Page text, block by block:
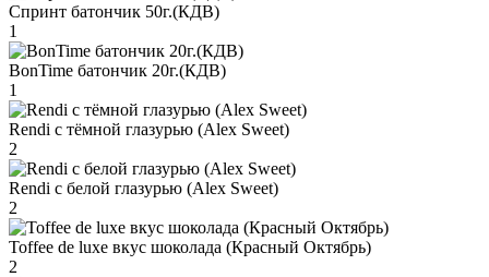
Спринт батончик 50г.(КДВ)
1
BonTime батончик 20г.(КДВ)
1
Rendi с тёмной глазурью (Alex Sweet)
2
Rendi с белой глазурью (Alex Sweet)
2
Toffee de luxe вкус шоколада (Красный Октябрь)
2